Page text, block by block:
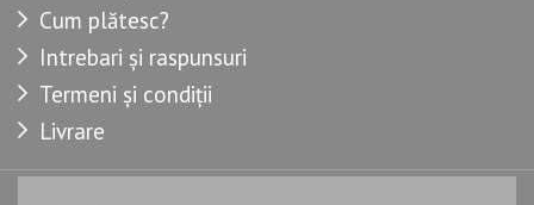
Cum plătesc?
Intrebari și raspunsuri
Termeni și condiții
Livrare